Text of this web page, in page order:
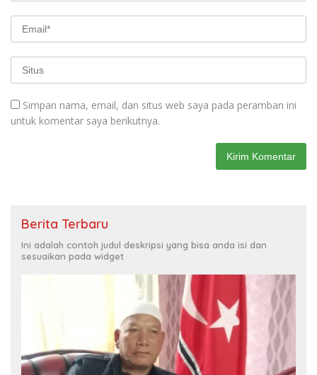
Simpan nama, email, dan situs web saya pada peramban ini
untuk komentar saya berikutnya.
Berita Terbaru
Ini adalah contoh judul deskripsi yang bisa anda isi dan
sesuaikan pada widget